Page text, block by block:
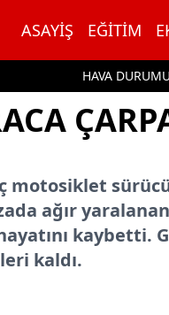
ASAYIŞ EĞITIM
HAVA DURUMU
motosiklet
ağır
kaybetti.
kaldı.